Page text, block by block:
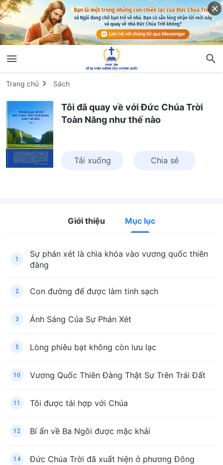
Trang chủ Sách
Tôi đã quay về với Đức Chúa Trời
Toàn Năng như thế nào
Tải xuống Chia sẻ
Giới thiệu Mục lục
1
Sự phán xét là chìa khóa vào vương quốc thiên
đàng
2 Con đường để được làm tinh sạch
3 Ánh Sáng Của Sự Phán Xét
5 Lòng phiêu bạt không còn lưu lạc
10 Vương Quốc Thiên Đàng Thật Sự Trên Trái Đất
11 Tôi được tái hợp với Chúa
12 Bí ẩn về Ba Ngôi được mặc khải
14 Đức Chúa Trời đã xuất hiện ở phương Đông